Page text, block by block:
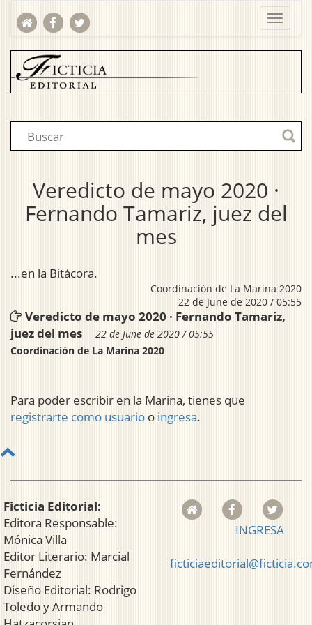
Veredicto de mayo 2020 ·
Fernando Tamariz, juez del
mes
...en la Bitácora.
Coordinación de La Marina 2020
22 de June de 2020 / 05:55
Veredicto de mayo 2020 · Fernando Tamariz,
juez del mes
22 de June de 2020 / 05:55
Coordinación de La Marina 2020
Para poder escribir en la Marina, tienes que
registrarte como usuario o ingresa.
Ficticia Editorial:
Editora Responsable:
Mónica Villa
Editor Literario: Marcial
Fernández
Diseño Editorial: Rodrigo
Toledo y Armando
INGRESA